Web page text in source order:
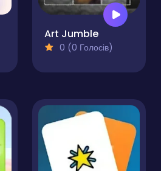
Art Jumble
0 (0 Голосів)